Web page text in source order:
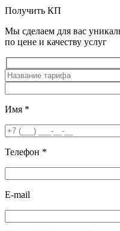
Получить КП
Мы сделаем для вас
по цене и качеству услуг
Имя *
Телефон *
E-mail